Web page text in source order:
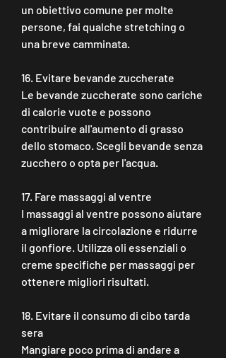
un obiettivo comune per molte
persone, fai qualche stretching o
una breve camminata.
16. Evitare bevande zuccherate
Le bevande zuccherate sono cariche
di calorie vuote e possono
contribuire all'aumento di grasso
dello stomaco. Scegli bevande senza
zucchero o opta per l'acqua.
17. Fare massaggi al ventre
I massaggi al ventre possono aiutare
a migliorare la circolazione e ridurre
il gonfiore. Utilizza oli essenziali o
creme specifiche per massaggi per
ottenere migliori risultati.
18. Evitare il consumo di cibo tarda
sera
Mangiare poco prima di andare a